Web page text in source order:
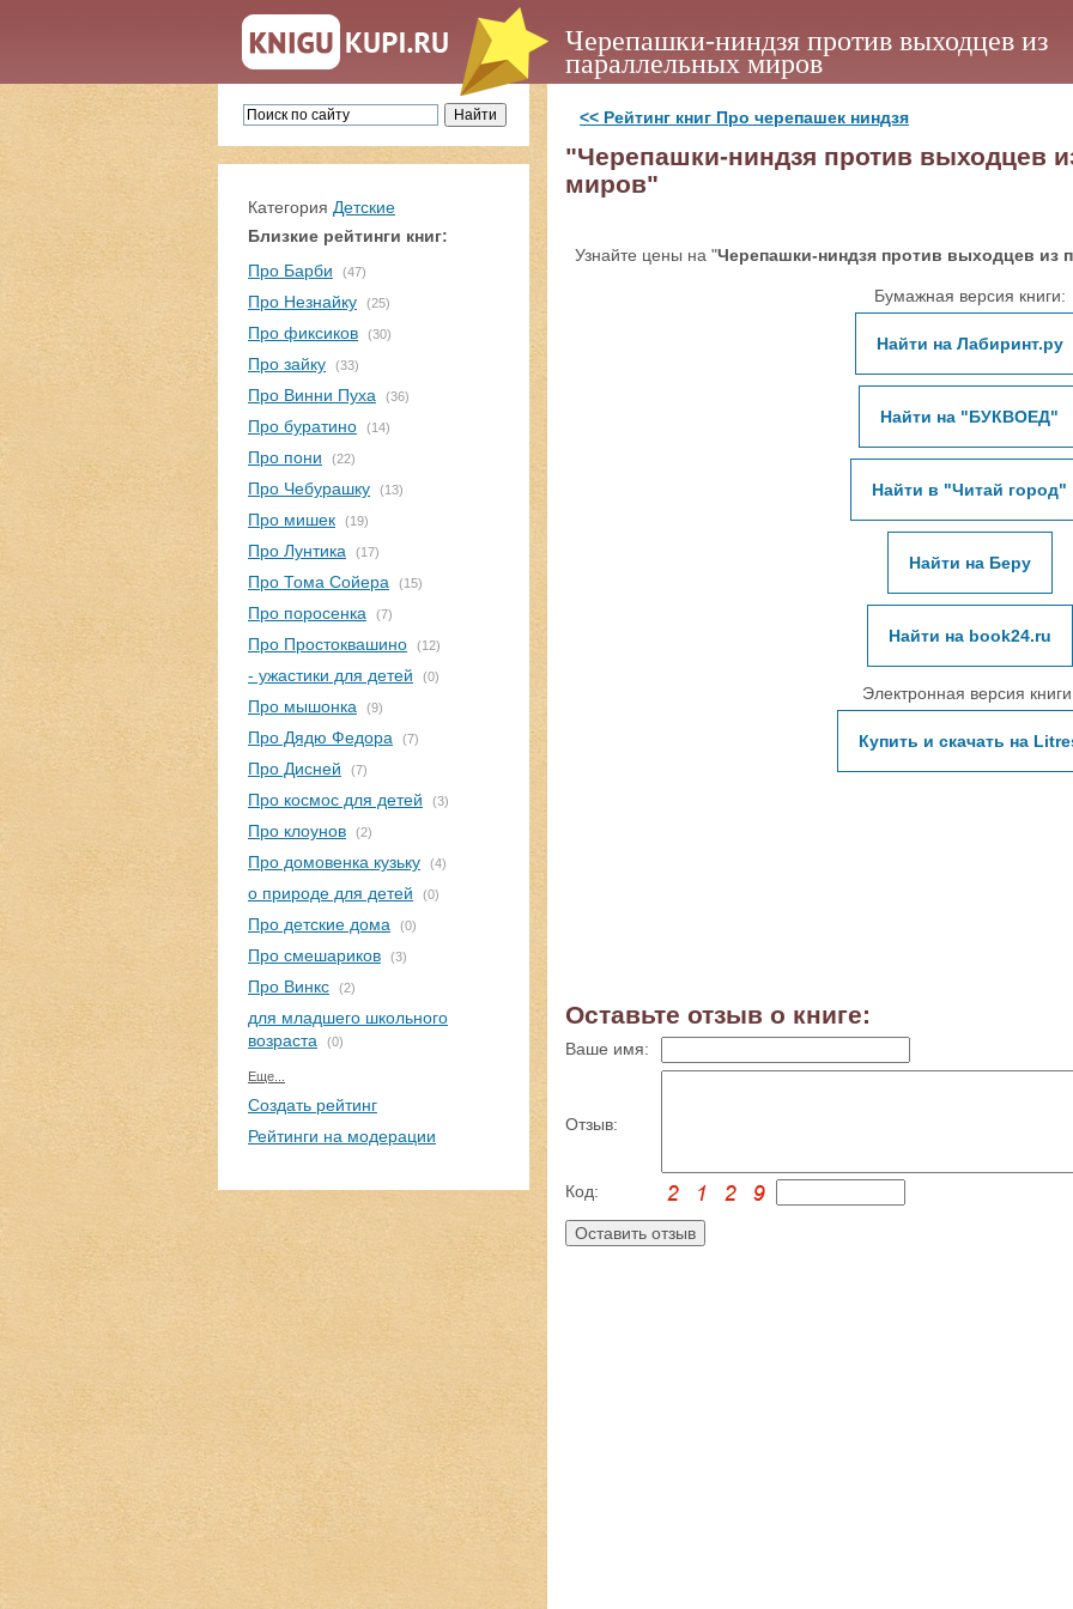
Черепашки-ниндзя против выходцев из
параллельных миров
Категория Детские
Близкие рейтинги книг:
Про Барби
(47)
Про Незнайку (25)
Про фиксиков (30)
Про зайку (33)
Про Винни Пуха (36)
Про буратино (14)
Про пони (22)
Про Чебурашку (13)
Про мишек (19)
Про Лунтика (17)
Про Тома Сойера (15)
Про поросенка (7)
Про Простоквашино (12)
- ужастики для детей (0)
Про мышонка (9)
Про Дядю Федора (7)
Про Дисней (7)
Про космос для детей (3)
Про клоунов (2)
Про домовенка кузьку (4)
о природе для детей (0)
Про детские дома (0)
Про смешариков (3)
Про Винкс (2)
для младшего школьного
возраста
(0)
Еще...
Создать рейтинг
Рейтинги на модерации
<< Рейтинг книг Про черепашек ниндзя
"Черепашки-ниндзя против выходцев
миров"
Узнайте цены на "Черепашки-ниндзя против выходцев из
Бумажная версия книги:
Найти на Лабиринт.ру
Найти на "БУКВОЕД"
Найти в "Читай город"
Найти на Беру
Найти на book24.ru
Электронная версия
Купить и скачать на
Оставьте отзыв о книге:
Ваше имя:
Отзыв:
Код: